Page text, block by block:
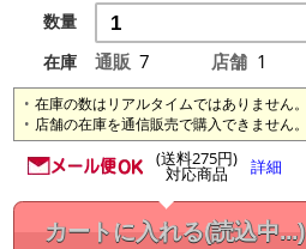
数量
在庫
通販 7 店舗 1
在庫の数はリアルタイムではありません。
店舗の在庫を通信販売で購入できません。
(送料275円)
対応商品 詳細
カートに入れる(読込中...)